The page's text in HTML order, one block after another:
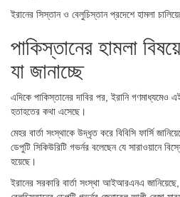
ইরানের সিস্তান ও বেলুচিস্তান প্রদেশে হামলা
পাকিস্তানের হামলা
যা জানাচ্ছে
এদিকে পাকিস্তানের দাবির পর, ইরানি গণমাধ্যমেও
হতাহতের কথা এসেছে।
মেহর বার্তা সংস্থাকে উদ্ধৃত করে বিবিসি ফার্সি
ডেপুটি সিকিউরিটি গভর্নর বলেছেন যে সারাওয়ানে
হয়েছে।
ইরানের সরকারি বার্তা সংস্থা আইআরএনএ জানিয়েছে,